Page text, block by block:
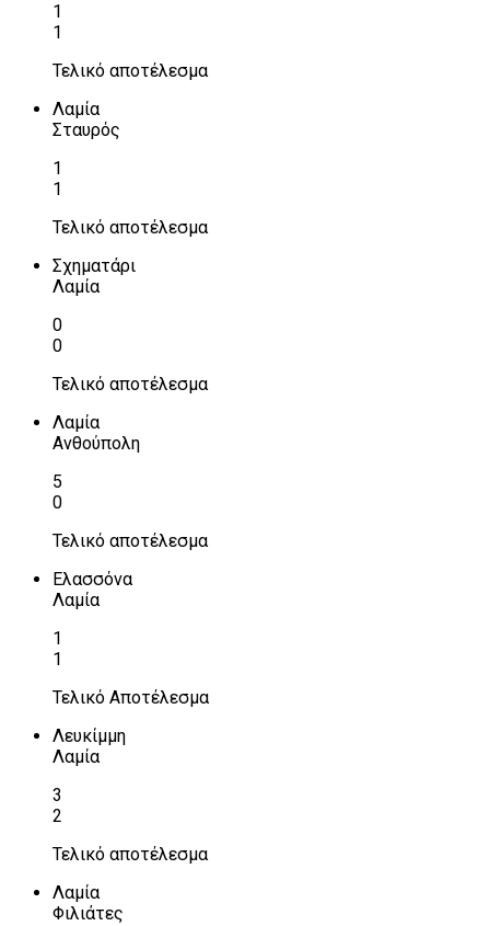
1
1
Τελικό αποτέλεσμα
Λαμία
Σταυρός
1
1
Τελικό αποτέλεσμα
Σχηματάρι
Λαμία
0
0
Τελικό αποτέλεσμα
Λαμία
Ανθούπολη
5
0
Τελικό αποτέλεσμα
Ελασσόνα
Λαμία
1
1
Τελικό Αποτέλεσμα
Λευκίμμη
Λαμία
3
2
Τελικό αποτέλεσμα
Λαμία
Φιλιάτες